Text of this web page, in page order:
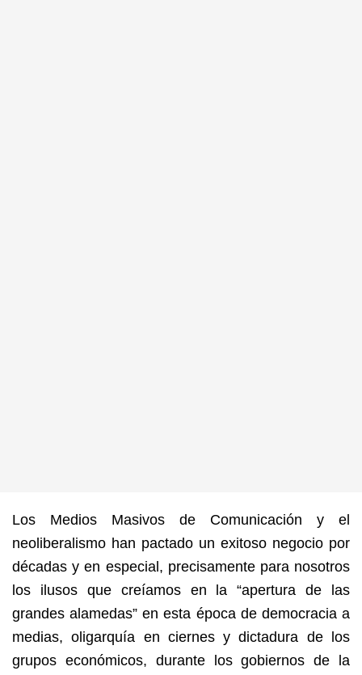
Los Medios Masivos de Comunicación y el
neoliberalismo han pactado un exitoso negocio por
décadas y en especial, precisamente para nosotros
los ilusos que creíamos en la “apertura de las
grandes alamedas” en esta época de democracia a
medias, oligarquía en ciernes y dictadura de los
grupos económicos, durante los gobiernos de la